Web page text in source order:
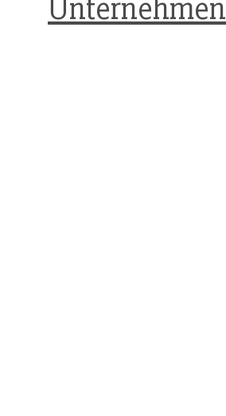
Unternehmen